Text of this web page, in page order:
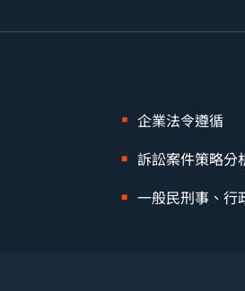
企業法令遵循
訴訟案件策略分
一般民刑事、行